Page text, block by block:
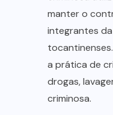
manter o
integrantes
a prática de
drogas,
criminosa.